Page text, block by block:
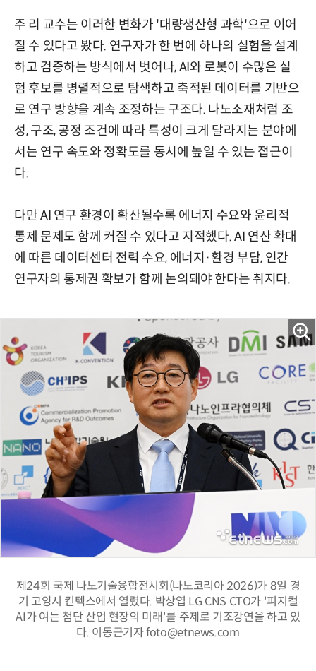
주 리 교수는 이러한 변화가 '대량생산형 과학'으로 이어
질 수 있다고 봤다. 연구자가 한 번에 하나의 실험을 설계
하고 검증하는 방식에서 벗어나, AI와 로봇이 수많은 실
험 후보를 병렬적으로 탐색하고 축적된 데이터를 기반으
로 연구 방향을 계속 조정하는 구조다. 나노소재처럼 조
성, 구조, 공정 조건에 따라 특성이 크게 달라지는 분야에
서는 연구 속도와 정확도를 동시에 높일 수 있는 접근이
다.
다만 AI 연구 환경이 확산될수록 에너지 수요와 윤리적
통제 문제도 함께 커질 수 있다고 지적했다. AI 연산 확대
에 따른 데이터센터 전력 수요, 에너지·환경 부담, 인간
연구자의 통제권 확보가 함께 논의돼야 한다는 취지다.
제24회 국제 나노기술융합전시회(나노코리아 2026)가 8일 경
기 고양시 킨텍스에서 열렸다. 박상엽 LG CNS CTO가 '피지컬
AI가 여는 첨단 산업 현장의 미래'를 주제로 기조강연을 하고 있
다. 이동근기자 foto@etnews.com